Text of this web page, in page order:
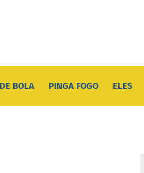
BOLA PINGA FOGO ELES